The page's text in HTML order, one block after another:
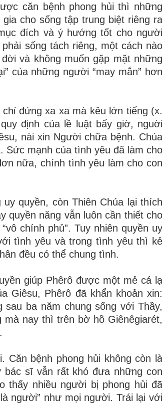
căn bệnh phong hủi thì những
cho sống tập trung biệt riêng ra
đích và ý hướng tốt cho người
sống tách riêng, một cách nào
và không muốn gặp mặt những
của những người “may mắn” hơn
đứng xa xa mà kêu lớn tiếng (x.
định của lề luật bấy giờ, nguời
nài xin Người chữa bệnh. Chúa
Sức mạnh của tình yêu đã làm cho
nữa, chính tình yêu làm cho con
quyền, còn Thiên Chúa lại thích
quyền năng vẫn luôn cần thiết cho
chính phủ”. Tuy nhiên quyền uy
tình yêu và trong tình yêu thì kẻ
đều có thể chung tình.
giúp Phêrô được một mẻ cá lạ
Giêsu, Phêrô đã khẩn khoản xin:
ba năm chung sống với Thầy,
nay thì trên bờ hồ Giênêgiarét,
Căn bệnh phong hủi không còn là
bác sĩ vẫn rất khó đưa những con
thấy nhiều người bị phong hủi đã
người” như mọi người. Trái lại với